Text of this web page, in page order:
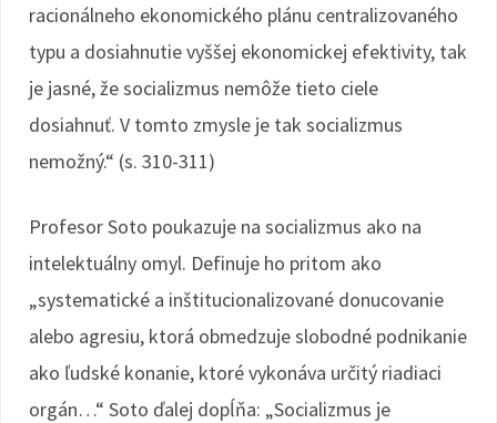
racionálneho ekonomického plánu centralizovaného
typu a dosiahnutie vyššej ekonomickej efektivity, tak
je jasné, že socializmus nemôže tieto ciele
dosiahnuť. V tomto zmysle je tak socializmus
nemožný.“ (s. 310-311)
Profesor Soto poukazuje na socializmus ako na
intelektuálny omyl. Definuje ho pritom ako
„systematické a inštitucionalizované donucovanie
alebo agresiu, ktorá obmedzuje slobodné podnikanie
ako ľudské konanie, ktoré vykonáva určitý riadiaci
orgán…“ Soto ďalej dopĺňa: „Socializmus je